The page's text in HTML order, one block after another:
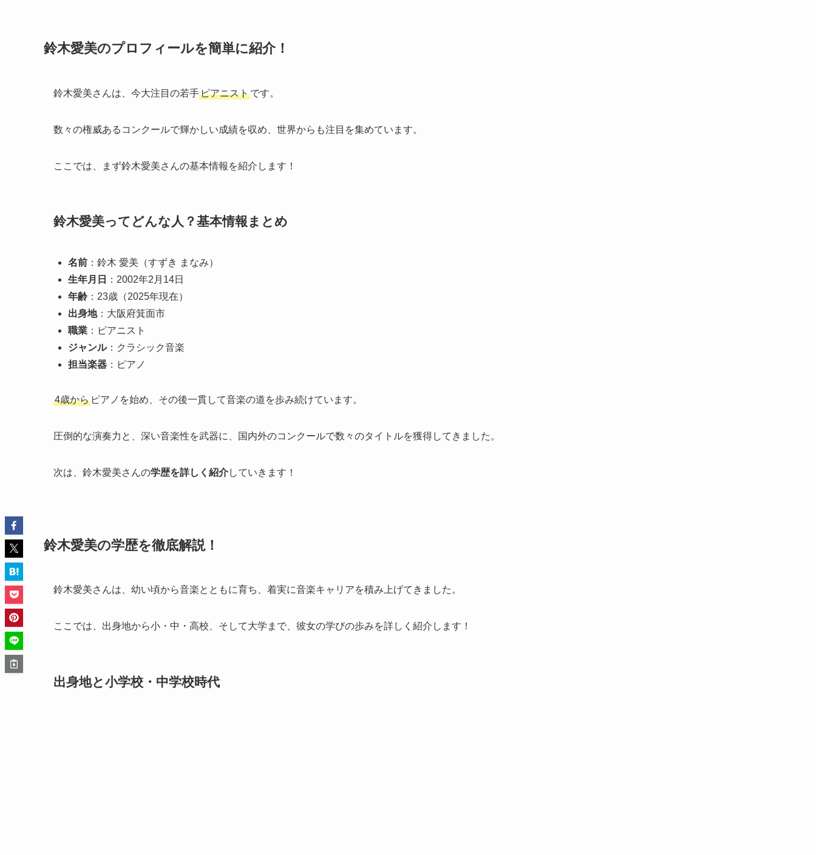
鈴木愛美のプロフィールを簡単に紹介！
鈴木愛美さんは、今大注目の若手ピアニストです。
数々の権威あるコンクールで輝かしい成績を収め、世界からも注目を集めています。
ここでは、まず鈴木愛美さんの基本情報を紹介します！
鈴木愛美ってどんな人？基本情報まとめ
名前 ：鈴木 愛美（すずき まなみ）
生年月日
：2002年2月14日
年齢 ：23歳（2025年現在）
出身地：大阪府箕面市
職業 ：ピアニスト
ジャンル：クラシック音楽
担当楽器 ：ピアノ
4歳から ピアノを始め、その後一貫して音楽の道を歩み続けています。
圧倒的な演奏力と、深い音楽性を武器に、国内外のコンクールで数々のタイトルを獲得してきました。
次は、鈴木愛美さんの学歴を詳しく紹介していきます！
鈴木愛美の学歴を徹底解説！
鈴木愛美さんは、幼い頃から音楽とともに育ち、着実に音楽キャリアを積み上げてきました。
ここでは、出身地から小・中・高校、そして大学まで、彼女の学びの歩みを詳しく紹介します！
出身地と小学校・中学校時代